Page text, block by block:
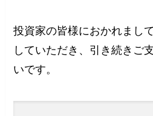
投資家の皆様におかれまし
していただき、引き続きご
いです。